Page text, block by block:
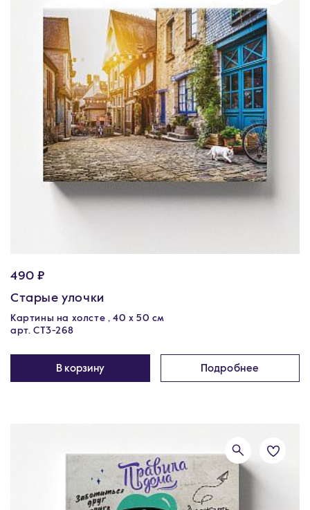
490 ₽
Старые улочки
Картины на холсте , 40 х 50 см
арт. CT3-268
В корзину Подробнее